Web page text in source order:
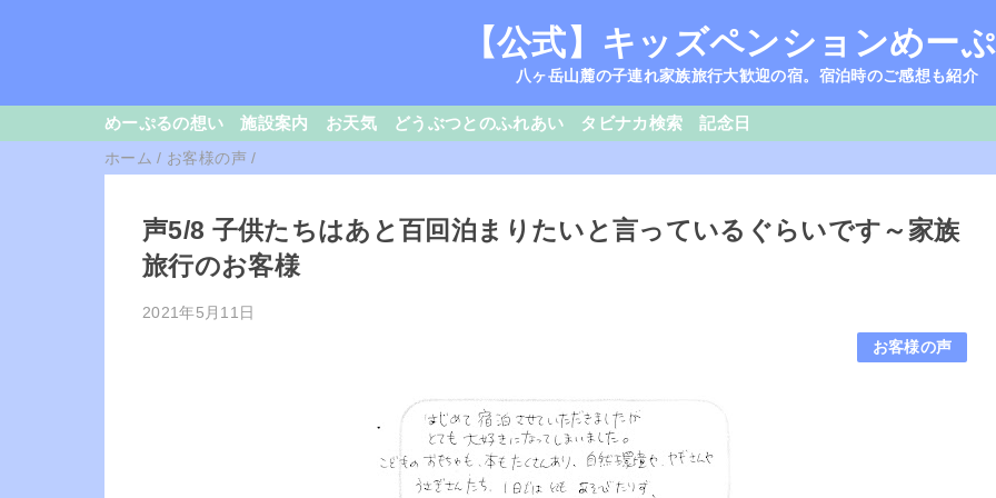
【公式】キッズペンションめー
八ヶ岳山麓の子連れ家族旅行大歓迎の宿。宿泊時のご感想も紹介
めーぷるの想い 施設案内 お天気 どうぶつとのふれあい タビナカ検索 記念日
ホーム / お客様の声 /
声5/8 子供たちはあと百回泊まりたいと言っているぐらいです～家族
旅行のお客様
2021年5月11日
お客様の声